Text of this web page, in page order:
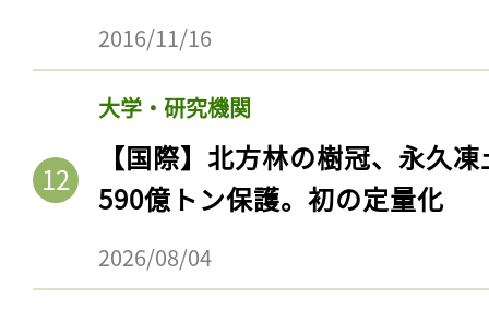
2016/11/16
大学・研究機関
【国際】北方林の樹冠、永久
590億トン保護。初の定量化
2026/08/04